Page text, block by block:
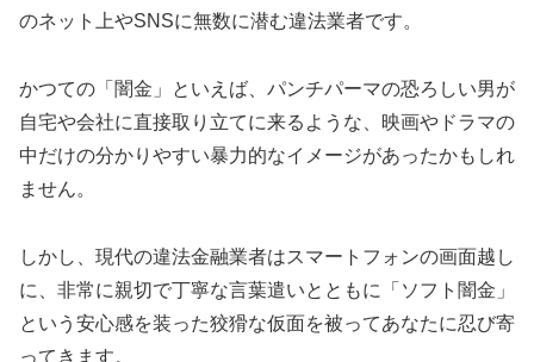
のネット上やSNSに無数に潜む違法業者です。
かつての「闇金」といえば、パンチパーマの恐ろしい男が
自宅や会社に直接取り立てに来るような、映画やドラマの
中だけの分かりやすい暴力的なイメージがあったかもしれ
ません。
しかし、現代の違法金融業者はスマートフォンの画面越し
に、非常に親切で丁寧な言葉遣いとともに「ソフト闇金」
という安心感を装った狡猾な仮面を被ってあなたに忍び寄
ってきます。